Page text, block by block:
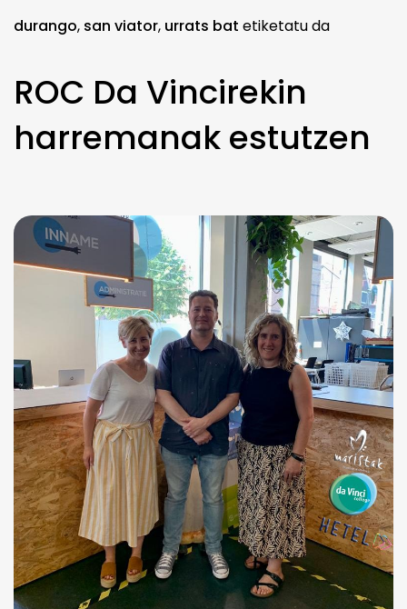
durango, san viator, urrats bat etiketatu da
ROC Da Vincirekin
harremanak estutzen